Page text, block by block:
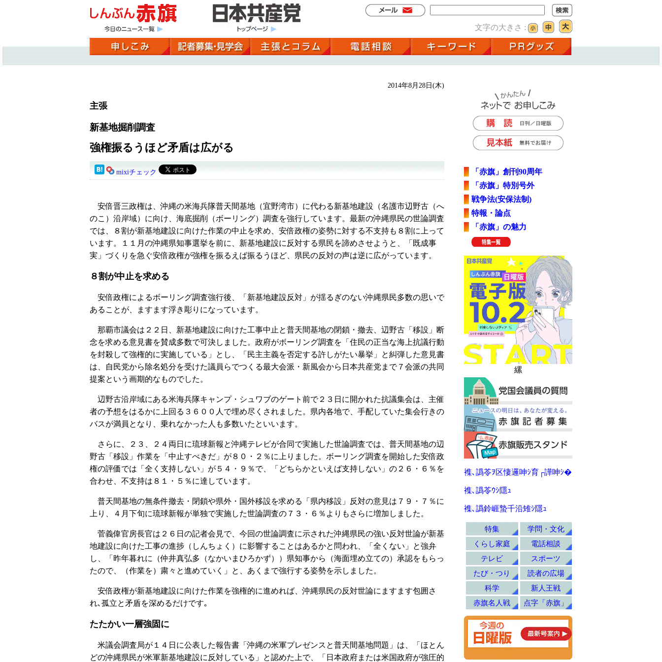
文字の大きさ :
2014年8月28日(木)
主張
新基地掘削調査
強権振るうほど矛盾は広がる
mixiチェック
安倍晋三政権は、沖縄の米海兵隊普天間基地（宜野湾市）に代わる新基地建設（名護市辺野古（へ
のこ）沿岸域）に向け、海底掘削（ボーリング）調査を強行しています。最新の沖縄県民の世論調査
では、８割が新基地建設に向けた作業の中止を求め、安倍政権の姿勢に対する不支持も８割に上って
います。１１月の沖縄県知事選挙を前に、新基地建設に反対する県民を諦めさせようと、「既成事
実」づくりを急ぐ安倍政権が強権を振るえば振るうほど、県民の反対の声は逆に広がっています。
８割が中止を求める
安倍政権によるボーリング調査強行後、「新基地建設反対」が揺るぎのない沖縄県民多数の思いで
あることが、ますます浮き彫りになっています。
那覇市議会は２２日、新基地建設に向けた工事中止と普天間基地の閉鎖・撤去、辺野古「移設」断
念を求める意見書を賛成多数で可決しました。政府がボーリング調査を「住民の正当な海上抗議行動
を封殺して強権的に実施している」とし、「民主主義を否定する許しがたい暴挙」と糾弾した意見書
は、自民党から除名処分を受けた議員らでつくる最大会派・新風会から日本共産党まで７会派の共同
提案という画期的なものでした。
辺野古沿岸域にある米海兵隊キャンプ・シュワブのゲート前で２３日に開かれた抗議集会は、主催
者の予想をはるかに上回る３６００人で埋め尽くされました。県内各地で、手配していた集会行きの
バスが満員となり、乗れなかった人も多数いたといいます。
さらに、２３、２４両日に琉球新報と沖縄テレビが合同で実施した世論調査では、普天間基地の辺
野古「移設」作業を「中止すべきだ」が８０・２％に上りました。ボーリング調査を開始した安倍政
権の評価では「全く支持しない」が５４・９％で、「どちらかといえば支持しない」の２６・６％を
合わせ、不支持は８１・５％に達しています。
普天間基地の無条件撤去・閉鎖や県外・国外移設を求める「県内移設」反対の意見は７９・７％に
上り、４月下旬に琉球新報が単独で実施した世論調査の７３・６％よりもさらに増加しました。
菅義偉官房長官は２６日の記者会見で、今回の世論調査に示された沖縄県民の強い反対世論が新基
地建設に向けた工事の進捗（しんちょく）に影響することはあるかと問われ、「全くない」と強弁
し、「昨年暮れに（仲井真弘多（なかいまひろかず））県知事から（海面埋め立ての）承認をもらっ
たので、（作業を）粛々と進めていく」と、あくまで強行する姿勢を示しました。
安倍政権が新基地建設に向けた作業を強権的に進めれば、沖縄県民の反対世論にますます包囲さ
れ､孤立と矛盾を深めるだけです｡
たたかい一層強固に
米議会調査局が１４日に公表した報告書「沖縄の米軍プレゼンスと普天間基地問題」は、「ほとん
どの沖縄県民が米軍新基地建設に反対している」と認めた上で、「日本政府または米国政府が強圧的
「赤旗」創刊90周年
「赤旗」特別号外
戦争法(安保法制)
特報・論点
「赤旗」の魅力
縲
襍､譌苓ｦ区悽邏呻ｼ育┌譁呻ｼ�
襍､譌苓ｳｼ隱ｭ
襍､譌鈴崕蟄千沿雉ｼ隱ｭ
特集
学問・文化
くらし家庭
電話相談
テレビ
スポーツ
たび・つり
読者の広場
科学
新人王戦
赤旗名人戦
点字「赤旗」